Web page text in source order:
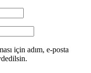
için adım, e-posta